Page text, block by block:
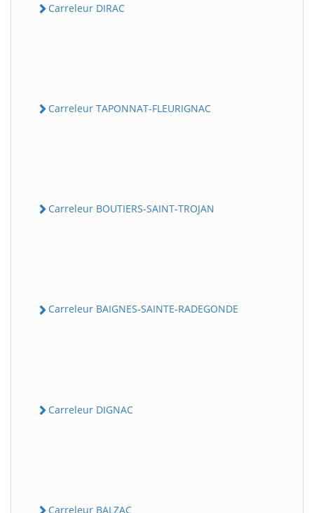
Carreleur DIRAC
Carreleur TAPONNAT-FLEURIGNAC
Carreleur BOUTIERS-SAINT-TROJAN
Carreleur BAIGNES-SAINTE-RADEGONDE
Carreleur DIGNAC
Carreleur BALZAC